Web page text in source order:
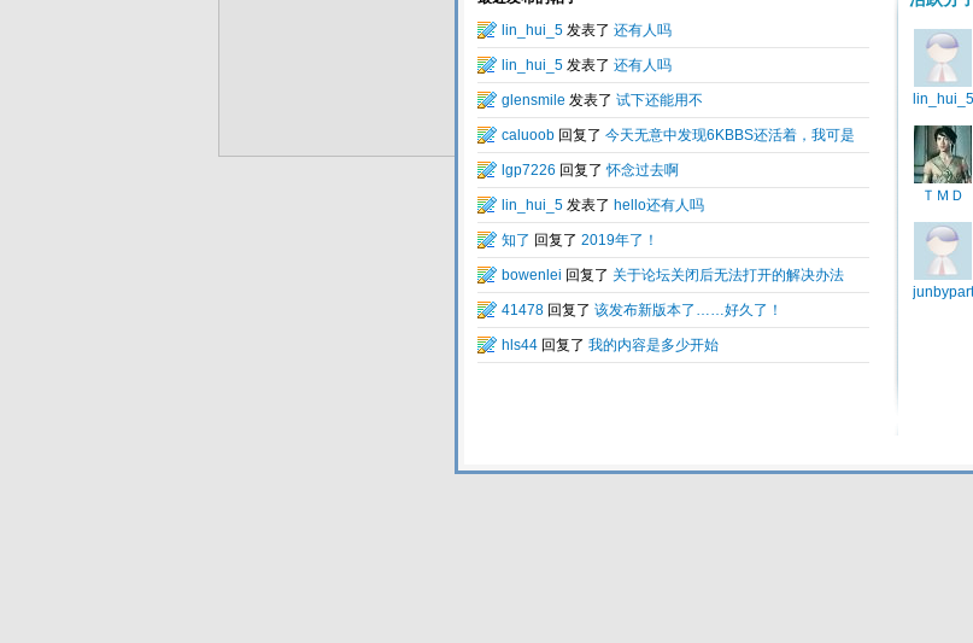
验证码: 看不清楚？点击刷新验证码
隐身登录: 是 否
记住我的登录状态
Total 0.003042(s) query 3, Time now is:2026-08-06 08:49
Powered by